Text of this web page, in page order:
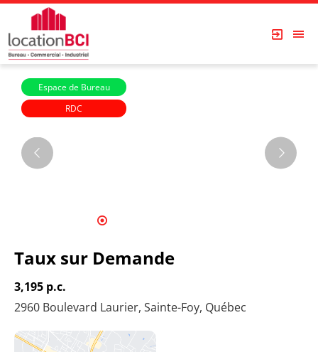
Espace de Bureau
RDC
Taux sur Demande
3,195 p.c.
2960 Boulevard Laurier, Sainte-Foy, Québec